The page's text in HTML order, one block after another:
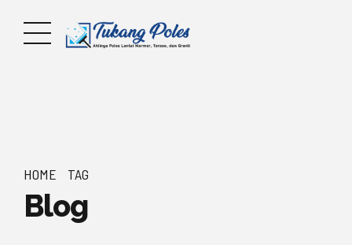
HOME TAG
Blog